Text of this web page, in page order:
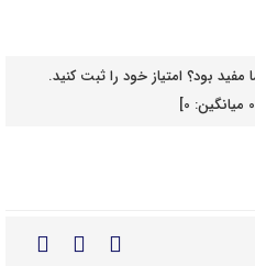
بود؟ امتیاز خود را ثبت کنید.
0میانگین: 0
]